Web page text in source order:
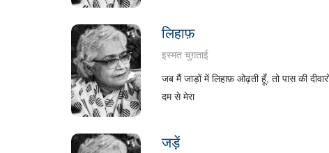
लिहाफ़
इस्मत चुग़ताई
जब मैं जाड़ों में लिहाफ़ ओढ़ती हूँ, तो पास की
दम से मेरा
जड़ें